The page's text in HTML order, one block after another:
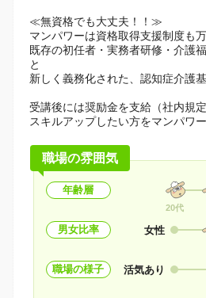
≪無資格でも大丈夫！！≫
マンパワーは資格取得支援制度も万
既存の初任者・実務者研修・介護
と
新しく義務化された、認知症介護
受講後には奨励金を支給（社内規定
スキルアップしたい方をマンパワ
職場の雰囲気
年齢層
20代
男女比率 女性
職場の様子 活気あり